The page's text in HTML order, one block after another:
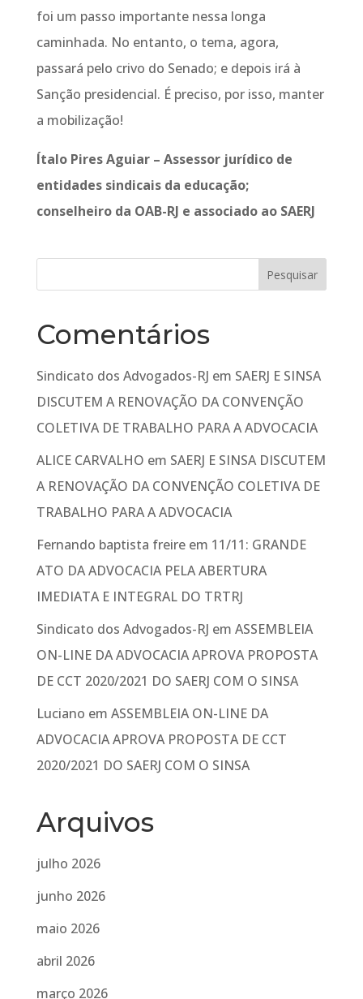
foi um passo importante nessa longa
caminhada. No entanto, o tema, agora,
passará pelo crivo do Senado; e depois irá à
Sanção presidencial. É preciso, por isso, manter
a mobilização!
Ítalo Pires Aguiar – Assessor jurídico de
entidades sindicais da educação;
conselheiro da OAB-RJ e associado ao SAERJ
Comentários
Sindicato dos Advogados-RJ em SAERJ E SINSA
DISCUTEM A RENOVAÇÃO DA CONVENÇÃO
COLETIVA DE TRABALHO PARA A ADVOCACIA
ALICE CARVALHO em SAERJ E SINSA DISCUTEM
A RENOVAÇÃO DA CONVENÇÃO COLETIVA DE
TRABALHO PARA A ADVOCACIA
Fernando baptista freireem 11/11: GRANDE
ATO DA ADVOCACIA PELA ABERTURA
IMEDIATA E INTEGRAL DO TRTRJ
Sindicato dos Advogados-RJ em ASSEMBLEIA
ON-LINE DA ADVOCACIA APROVA PROPOSTA
DE CCT 2020/2021 DO SAERJ COM O SINSA
Luciano em ASSEMBLEIA ON-LINE DA
ADVOCACIA APROVA PROPOSTA DE CCT
2020/2021 DO SAERJ COM O SINSA
Arquivos
julho 2026
junho 2026
maio 2026
abril 2026
março 2026